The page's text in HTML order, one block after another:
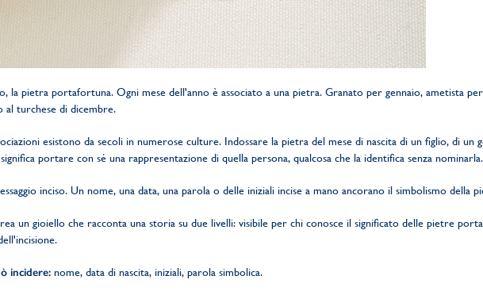
la pietra portafortuna. Ogni mese dell'anno è associato a una pietra. Granato per gennaio, ametista
al turchese di dicembre.
esistono da secoli in numerose culture. Indossare la pietra del mese di nascita di un figlio, di un
portare con sé una rappresentazione di quella persona, qualcosa che la identifica senza nominarla.
inciso. Un nome, una data, una parola o delle iniziali incise a mano ancorano il simbolismo della
un gioiello che racconta una storia su due livelli: visibile per chi conosce il significato delle pietre
incidere: nome, data di nascita, iniziali, parola simbolica.